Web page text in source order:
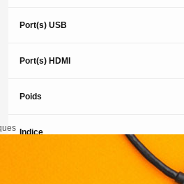
Port(s) USB
Port(s) HDMI
Poids
Indice